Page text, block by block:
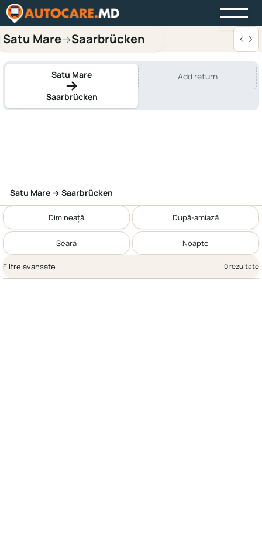
Satu Mare→Saarbrücken
Satu Mare
Saarbrücken
Add return
Satu Mare → Saarbrücken
Dimineață După-amiază
Seară Noapte
Filtre avansate 0 rezultate